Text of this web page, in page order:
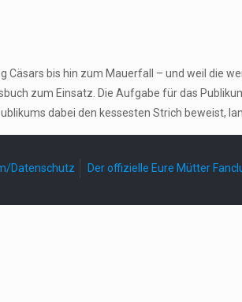
bis hin zum Mauerfall – und weil die
zum Einsatz. Die Aufgabe für das
dabei den kessesten Strich beweist,
Datenschutz Der offizielle Eure Mütter